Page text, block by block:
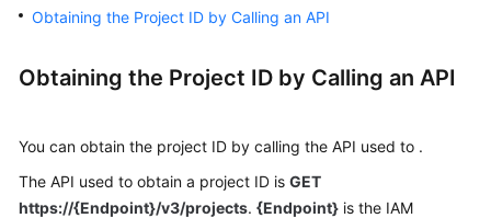
Kernels
User
Best
Practices
Obtaining the Project ID by Calling an API
Obtaining the Project ID by Calling an API
You can obtain the project ID by calling the API used to .
The API used to obtain a project ID is GET
https://{Endpoint}/v3/projects. {Endpoint} is the IAM